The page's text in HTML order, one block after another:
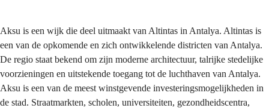
Aksu is een wijk die deel uitmaakt van Altintas in Antalya. Altintas is
een van de opkomende en zich ontwikkelende districten van Antalya.
De regio staat bekend om zijn moderne architectuur, talrijke stedelijke
voorzieningen en uitstekende toegang tot de luchthaven van Antalya.
Aksu is een van de meest winstgevende investeringsmogelijkheden in
de stad. Straatmarkten, scholen, universiteiten, gezondheidscentra,